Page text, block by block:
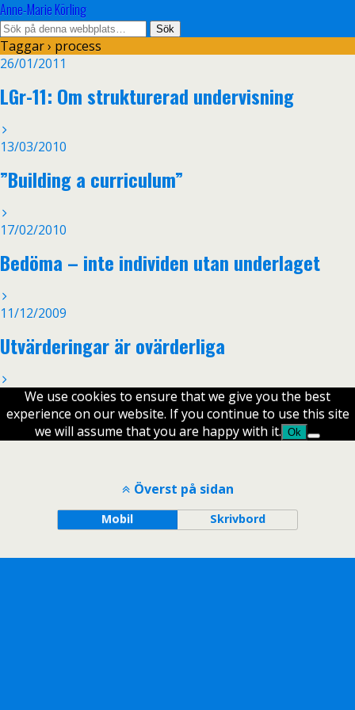
Anne-Marie Körling
Taggar › process
26/01/2011
LGr-11: Om strukturerad undervisning
13/03/2010
”Building a curriculum”
17/02/2010
Bedöma – inte individen utan underlaget
11/12/2009
Utvärderingar är ovärderliga
We use cookies to ensure that we give you the best
experience on our website. If you continue to use this site
we will assume that you are happy with it. Ok
Överst på sidan
Mobil Skrivbord